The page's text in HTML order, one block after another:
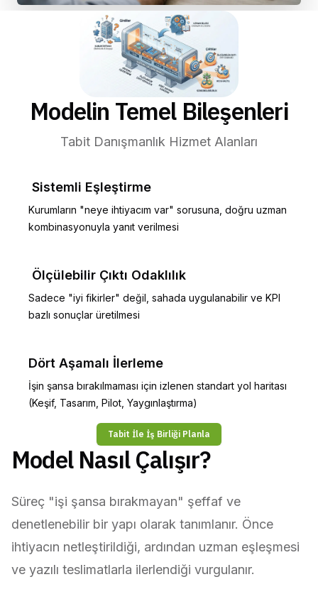
Modelin Temel Bileşenleri
Tabit Danışmanlık Hizmet Alanları
Sistemli Eşleştirme
Kurumların "neye ihtiyacım var" sorusuna, doğru uzman
kombinasyonuyla yanıt verilmesi
Ölçülebilir Çıktı Odaklılık
Sadece "iyi fikirler" değil, sahada uygulanabilir ve KPI
bazlı sonuçlar üretilmesi
Dört Aşamalı İlerleme
İşin şansa bırakılmaması için izlenen standart yol haritası
(Keşif, Tasarım, Pilot, Yaygınlaştırma)
Tabit İle İş Birliği Planla
Model Nasıl Çalışır?
Süreç "işi şansa bırakmayan" şeffaf ve
denetlenebilir bir yapı olarak tanımlanır. Önce
ihtiyacın netleştirildiği, ardından uzman eşleşmesi
ve yazılı teslimatlarla ilerlendiği vurgulanır.